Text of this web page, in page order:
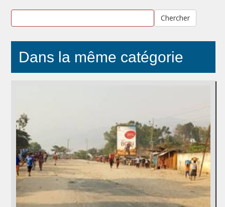
Chercher
Dans la même catégorie